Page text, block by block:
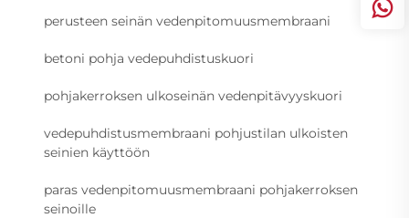
perusteen seinän vedenpitomuusmembraani
betoni pohja vedepuhdistuskuori
pohjakerroksen ulkoseinän vedenpitävyyskuori
vedepuhdistusmembraani pohjustilan ulkoisten
seinien käyttöön
paras vedenpitomuusmembraani pohjakerroksen
seinoille